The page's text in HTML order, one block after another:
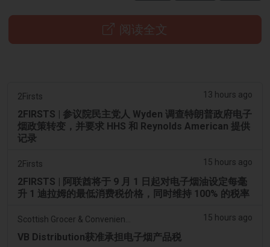
阅读全文
2Firsts 13 hours ago
2FIRSTS | 参议院民主党人 Wyden 调查特朗普政府电子
烟政策转变，并要求 HHS 和 Reynolds American 提供
记录
2Firsts 15 hours ago
2FIRSTS | 阿联酋将于 9 月 1 日起对电子烟油设定每毫
升 1 迪拉姆的最低消费税价格，同时维持 100% 的税率
15 hours ago
VB Distribution获准承担电子烟产品税